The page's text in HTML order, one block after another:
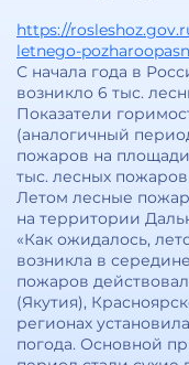
https://
letnego-
С начала года в
возникло 6 тыс.
Показатели
(аналогичный
пожаров на площади
тыс. лесных
Летом лесные
на территории
«Как ожидалось,
возникла в
пожаров
(Якутия),
регионах
погода. Основной